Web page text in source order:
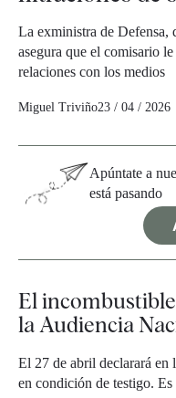
La exministra de Defensa,
asegura que el comisario
relaciones con los medios
Miguel Triviño23 / 04 / 2026
Apúntate a
está pasando
El
la Audiencia
El 27 de abril declarará en
en condición de testigo.